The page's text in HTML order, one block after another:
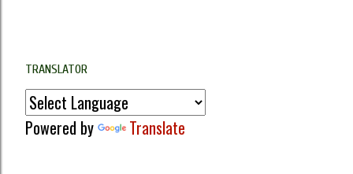
TRANSLATOR
Powered by Translate